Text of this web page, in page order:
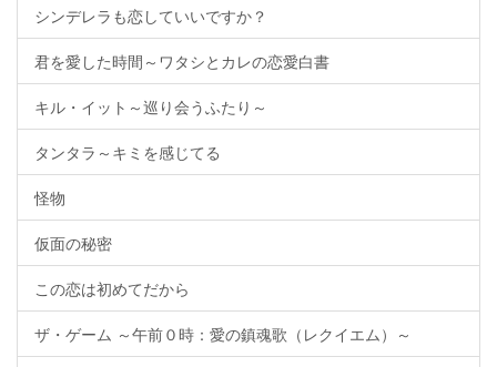
シンデレラも恋していいですか？
君を愛した時間～ワタシとカレの恋愛白書
キル・イット～巡り会うふたり～
タンタラ～キミを感じてる
怪物
仮面の秘密
この恋は初めてだから
ザ・ゲーム ～午前０時：愛の鎮魂歌（レクイエム）～